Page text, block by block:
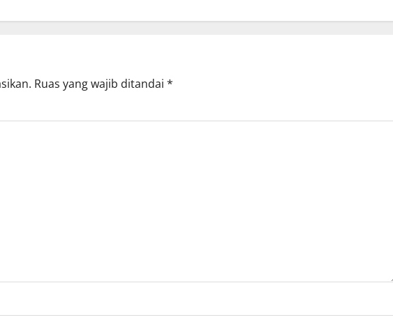
Ruas yang wajib ditandai *